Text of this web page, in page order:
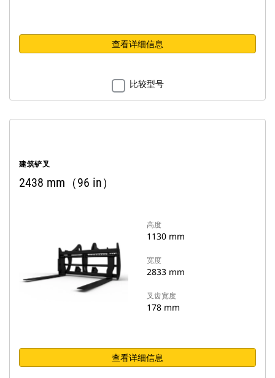
查看详细信息
比较型号
建筑铲叉
2438 mm（96 in）
高度
1130 mm
宽度
2833 mm
叉齿宽度
178 mm
查看详细信息